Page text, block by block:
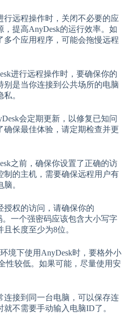
行远程操作时，关闭不必要的应
，提高AnyDesk的运行效率。如
多个应用程序，可能会拖慢远程
进行远程操作时，要确保你的
别是当你连接到公共场所的电脑
。
会定期更新，以修复已知问
确保最佳体验，请定期检查并更
之前，确保你设置了正确的访
制的主机，需要确保远程用户有
。
授权的访问，请确保你的
。一个强密码应该包含大小写字
长度至少为8位。
境下使用AnyDesk时，要格外小
性较低。如果可能，尽量使用安
连接到同一台电脑，可以保存连
不需要手动输入电脑ID了。